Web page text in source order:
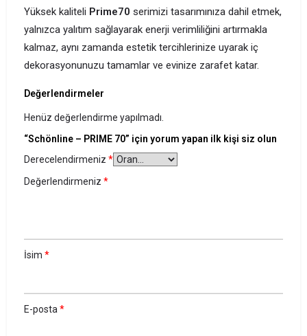
Yüksek kaliteli Prime70 serimizi tasarımınıza dahil etmek,
yalnızca yalıtım sağlayarak enerji verimliliğini artırmakla
kalmaz, aynı zamanda estetik tercihlerinize uyarak iç
dekorasyonunuzu tamamlar ve evinize zarafet katar.
Değerlendirmeler
Henüz değerlendirme yapılmadı.
“Schönline – PRIME 70” için yorum yapan ilk kişi siz olun
Derecelendirmeniz *
Değerlendirmeniz *
İsim *
E-posta *